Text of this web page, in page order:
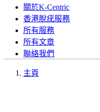
關於K-Centric
香港脫疣服務
所有服務
所有文章
聯絡我們
主頁